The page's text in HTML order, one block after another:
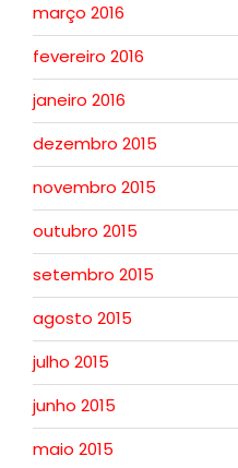
março 2016
fevereiro 2016
janeiro 2016
dezembro 2015
novembro 2015
outubro 2015
setembro 2015
agosto 2015
julho 2015
junho 2015
maio 2015